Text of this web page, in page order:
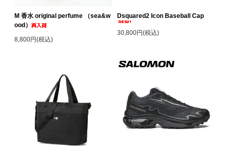
M 香水 original perfume （sea&w
ood）
8,800円(税込)
Dsquared2 Icon Baseball Cap
30,800円(税込)